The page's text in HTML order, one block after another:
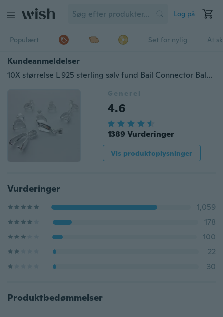
Log på
Populært Set for nylig At
Kundeanmeldelser
10X størrelse L 925 sterling sølv fund Bail Connector Bale Pinch Clasp Vedhæng
Generel
4.6
1389 Vurderinger
Vis produktoplysninger
Vurderinger
1,059
178
100
22
30
Produktbedømmelser